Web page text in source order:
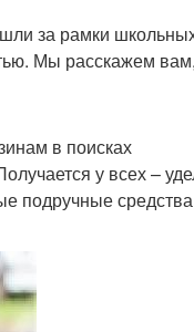
за рамки
Мы расскажем
в поисках
у всех –
подручные